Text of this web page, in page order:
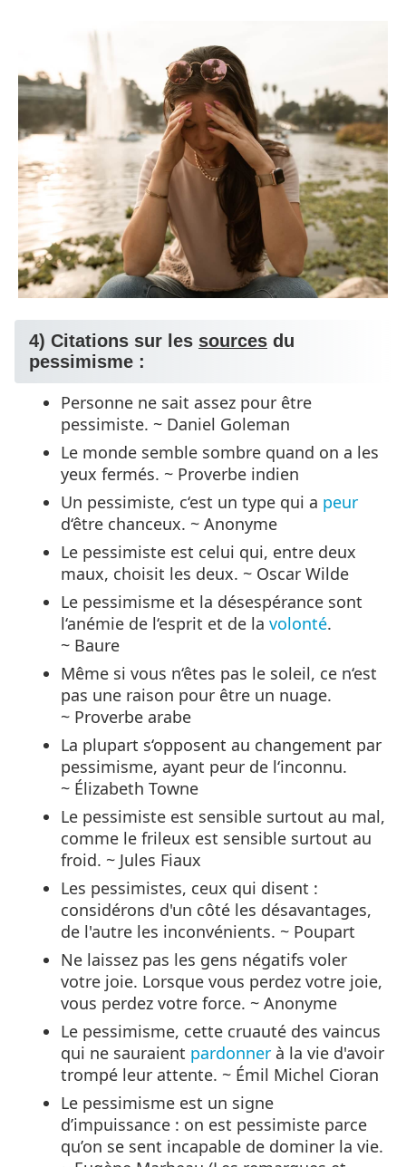
4) Citations sur les sources du
pessimisme :
Personne ne sait assez pour être
pessimiste. ~ Daniel Goleman
Le monde semble sombre quand on a les
yeux fermés. ~ Proverbe indien
Un pessimiste, c‘est un type qui a peur
d‘être chanceux. ~ Anonyme
Le pessimiste est celui qui, entre deux
maux, choisit les deux. ~ Oscar Wilde
Le pessimisme et la désespérance sont
l‘anémie de l‘esprit et de lavolonté.
~ Baure
Même si vous n‘êtes pas le soleil, ce n‘est
pas une raison pour être un nuage.
~ Proverbe arabe
La plupart s‘opposent au changement par
pessimisme, ayant peur de l‘inconnu.
~ Élizabeth Towne
Le pessimiste est sensible surtout au mal,
comme le frileux est sensible surtout au
froid. ~ Jules Fiaux
Les pessimistes, ceux qui disent :
considérons d'un côté les désavantages,
de l'autre les inconvénients. ~ Poupart
Ne laissez pas les gens négatifs voler
votre joie. Lorsque vous perdez votre joie,
vous perdez votre force. ~ Anonyme
Le pessimisme, cette cruauté des vaincus
qui ne sauraient pardonner à la vie d'avoir
trompé leur attente. ~ Émil Michel Cioran
Le pessimisme est un signe
d’impuissance : on est pessimiste parce
qu’on se sent incapable de dominer la vie.